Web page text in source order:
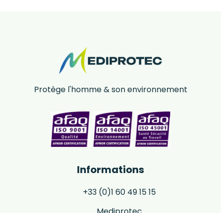
Protège l'homme & son environnement
Informations
+33 (0)1 60 49 15 15